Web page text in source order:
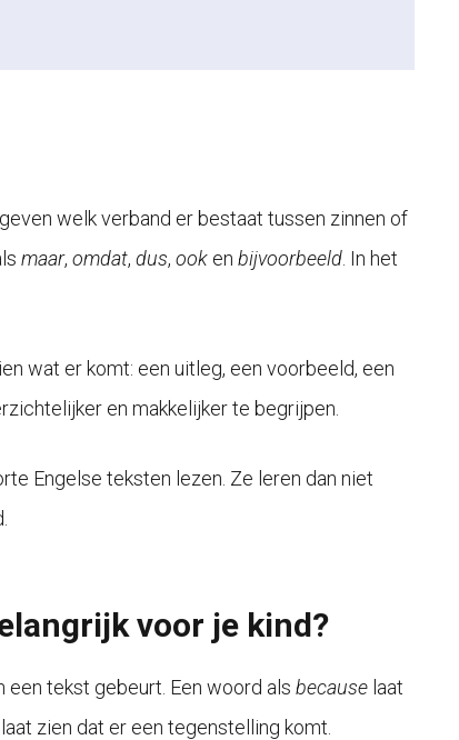
welk verband er bestaat tussen zinnen of
maar, omdat, dus, ooken bijvoorbeeld. In het
wat er komt: een uitleg, een voorbeeld, een
en makkelijker te begrijpen.
Engelse teksten lezen. Ze leren dan niet
voor je kind?
tekst gebeurt. Een woord als becauselaat
zien dat er een tegenstelling komt.